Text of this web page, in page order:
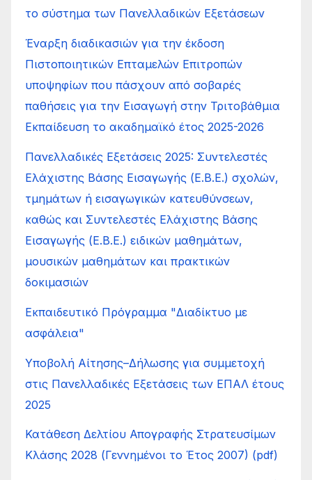
το σύστημα των Πανελλαδικών Εξετάσεων
Έναρξη διαδικασιών για την έκδοση
Πιστοποιητικών Επταμελών Επιτροπών
υποψηφίων που πάσχουν από σοβαρές
παθήσεις για την Εισαγωγή στην Τριτοβάθμια
Εκπαίδευση το ακαδημαϊκό έτος 2025-2026
Πανελλαδικές Εξετάσεις 2025: Συντελεστές
Ελάχιστης Βάσης Εισαγωγής (Ε.Β.Ε.) σχολών,
τμημάτων ή εισαγωγικών κατευθύνσεων,
καθώς και Συντελεστές Ελάχιστης Βάσης
Εισαγωγής (Ε.Β.Ε.) ειδικών μαθημάτων,
μουσικών μαθημάτων και πρακτικών
δοκιμασιών
Εκπαιδευτικό Πρόγραμμα "Διαδίκτυο με
ασφάλεια"
Υποβολή Αίτησης–Δήλωσης για συμμετοχή
στις Πανελλαδικές Εξετάσεις των ΕΠΑΛ έτους
2025
Κατάθεση Δελτίου Απογραφής Στρατευσίμων
Κλάσης 2028 (Γεννημένοι το Έτος 2007) (pdf)